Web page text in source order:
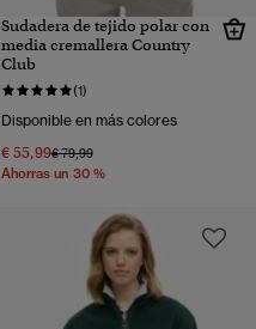
Sudadera de tejido polar con
media cremallera Country
Club
(1)
Disponible en más colores
€ 55,99Precio rebajado de
€ 79,99a
Ahorras un 30 %